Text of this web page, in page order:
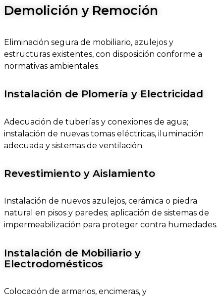
Demolición y Remoción
Eliminación segura de mobiliario, azulejos y
estructuras existentes, con disposición conforme a
normativas ambientales.
Instalación de Plomería y Electricidad
Adecuación de tuberías y conexiones de agua;
instalación de nuevas tomas eléctricas, iluminación
adecuada y sistemas de ventilación.
Revestimiento y Aislamiento
Instalación de nuevos azulejos, cerámica o piedra
natural en pisos y paredes; aplicación de sistemas de
impermeabilización para proteger contra humedades.
Instalación de Mobiliario y
Electrodomésticos
Colocación de armarios, encimeras, y